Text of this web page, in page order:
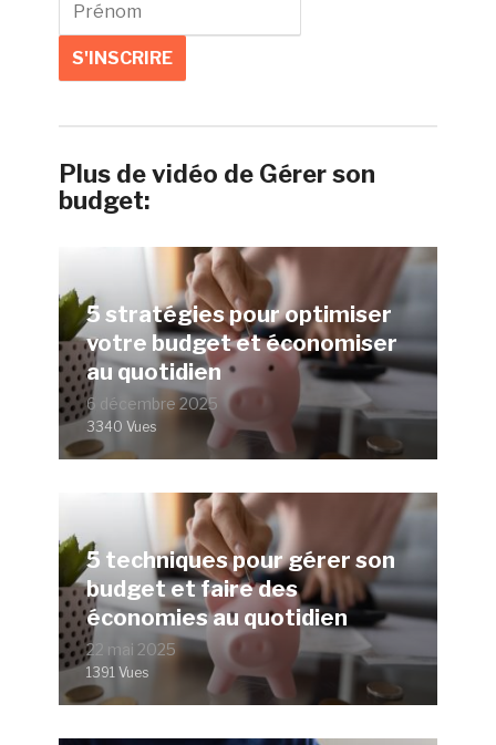
Plus de vidéo de Gérer son
budget:
5 stratégies pour optimiser
votre budget et économiser
au quotidien
6 décembre 2025
3340 Vues
5 techniques pour gérer son
budget et faire des
économies au quotidien
22 mai 2025
1391 Vues